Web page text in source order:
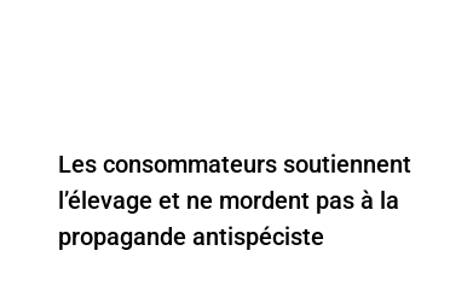
Les consommateurs soutiennent
l’élevage et ne mordent pas à la
propagande antispéciste